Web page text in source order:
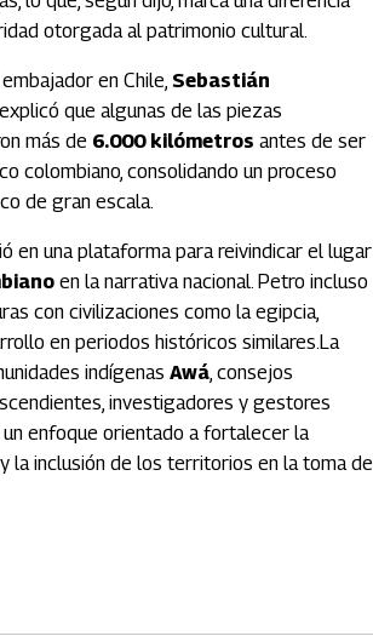
otorgada al patrimonio cultural.
en Chile, Sebastián
que algunas de las piezas
más de 6.000 kilómetros antes de ser
colombiano, consolidando un proceso
de gran escala.
en una plataforma para reivindicar el lugar
en la narrativa nacional. Petro incluso
con civilizaciones como la egipcia,
en periodos históricos similares.La
indígenas Awá, consejos
investigadores y gestores
enfoque orientado a fortalecer la
y la inclusión de los territorios en la toma de